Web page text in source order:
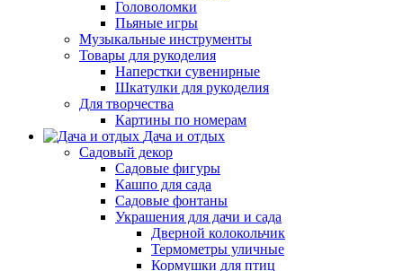
Головоломки
Пьяные игры
Музыкальные инструменты
Товары для рукоделия
Наперстки сувенирные
Шкатулки для рукоделия
Для творчества
Картины по номерам
Дача и отдых
Садовый декор
Садовые фигуры
Кашпо для сада
Садовые фонтаны
Украшения для дачи и сада
Дверной колокольчик
Термометры уличные
Кормушки для птиц